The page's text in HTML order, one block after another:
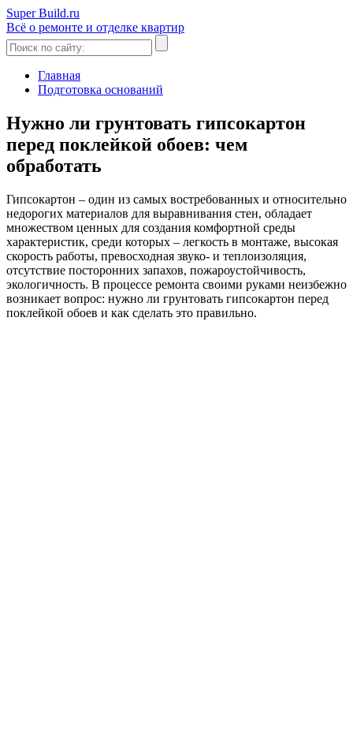
Super Build.ru
Всё о ремонте и отделке квартир
Главная
Подготовка оснований
Нужно ли грунтовать гипсокартон
перед поклейкой обоев: чем
обработать
Гипсокартон – один из самых востребованных и относительно
недорогих материалов для выравнивания стен, обладает
множеством ценных для создания комфортной среды
характеристик, среди которых – легкость в монтаже, высокая
скорость работы, превосходная звуко- и теплоизоляция,
отсутствие посторонних запахов, пожароустойчивость,
экологичность. В процессе ремонта своими руками неизбежно
возникает вопрос: нужно ли грунтовать гипсокартон перед
поклейкой обоев и как сделать это правильно.